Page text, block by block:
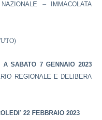
NAZIONALE – IMMACOLATA
A SABATO 7 GENNAIO 2023
REGIONALE E DELIBERA
22 FEBBRAIO 2023